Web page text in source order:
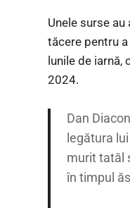
Unele surse
tăcere pentru
lunile de
2024.
Dan
legătura
murit tatăl
în timpul